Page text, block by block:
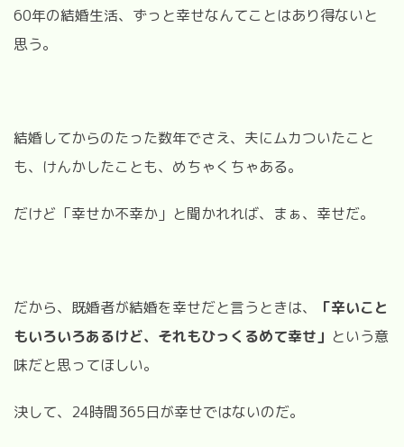
60年の結婚生活、ずっと幸せなんてことはあり得ないと
思う。
結婚してからのたった数年でさえ、夫にムカついたこと
も、けんかしたことも、めちゃくちゃある。
だけど「幸せか不幸か」と聞かれれば、まぁ、幸せだ。
だから、既婚者が結婚を幸せだと言うときは、
「辛いこと
もいろいろあるけど、それもひっくるめて幸せ」 という意
味だと思ってほしい。
決して、24時間365日が幸せではないのだ。